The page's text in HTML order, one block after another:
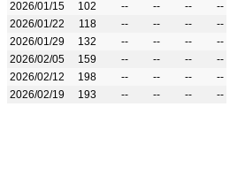
2026/01/15
102 -- -- --
--
2026/01/22
118 -- -- --
--
2026/01/29
132 -- -- --
--
2026/02/05
159 -- -- --
--
2026/02/12
198 -- -- --
--
2026/02/19
193 -- -- -- --